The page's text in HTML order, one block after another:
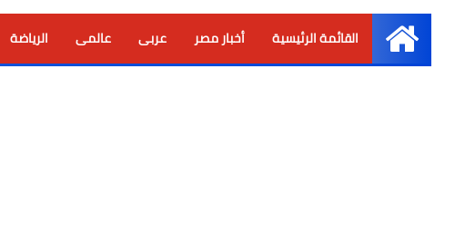
الرئيسية
القائمة الرئيسية أخبار مصر عربى عالمى الرياضة